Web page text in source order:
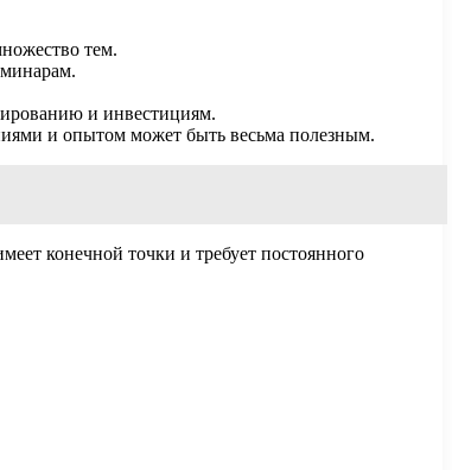
тем.
и инвестициям.
и опытом может быть весьма полезным.
конечной точки и требует постоянного